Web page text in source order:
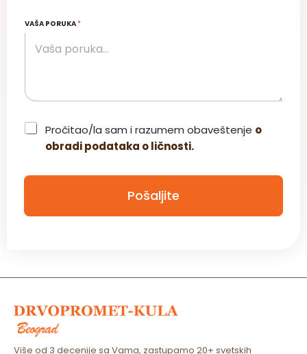
VAŠA PORUKA*
C
h
k
x
*
Pročitao/la sam i razumem obaveštenje o
obradi podataka o ličnosti.
Pošaljite
Više od 3 decenije sa Vama, zastupamo 20+ svetskih